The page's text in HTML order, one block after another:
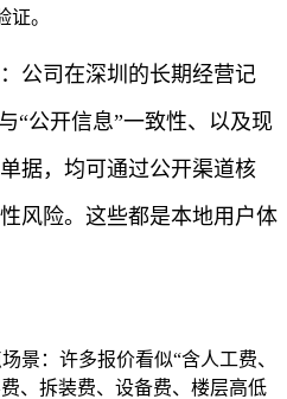
。
公司在深圳的长期经营记
“公开信息”一致性、以及现
据，均可通过公开渠道核
风险。这些都是本地用户体
景：许多报价看似“含人工费、
、拆装费、设备费、楼层高低